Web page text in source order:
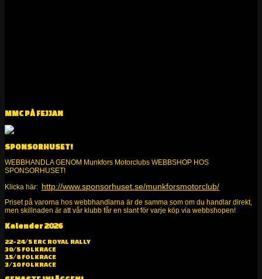
MMC PÅ FEJJAN
SPONSORHUSET!
WEBBHANDLA GENOM Munkfors Motorclubs WEBBSHOP HOS
SPONSORHUSET!
Klicka här: http://www.sponsorhuset.se/munkforsmotorclub/
Priset på varorna hos webbhandlarna är de samma som om du handlar direkt,
men skillnaden är att vår klubb får en slant för varje köp via webbshopen!
Alltid kul på två och fyra hjul!
Kalender 2026
22-24/5 ERC ROYAL RALLY
30/5 FOLKRACE
15/8 FOLKRACE
3/10 FOLKRACE